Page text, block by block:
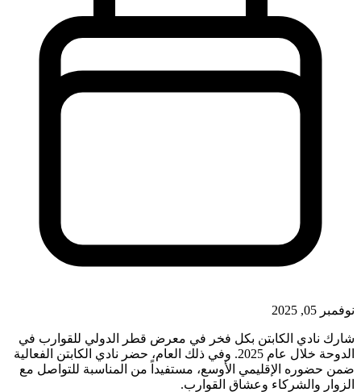
نوفمبر 05, 2025
شارك نادي الكابتن بكل فخر في معرض قطر الدولي للقوارب في
الدوحة خلال عام 2025. وفي ذلك العام، حضر نادي الكابتن الفعالية
ضمن حضوره الإقليمي الأوسع، مستفيداً من المناسبة للتواصل مع
الزوار والشركاء وعشاق القوارب.